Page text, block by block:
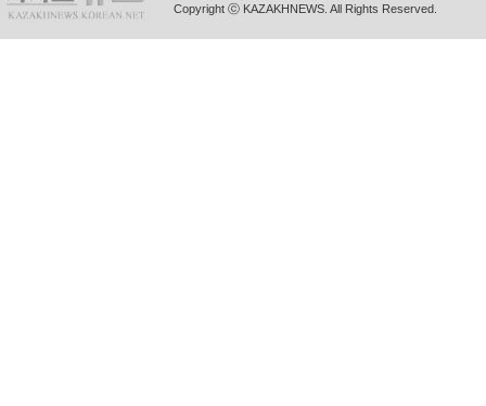
Copyright ⓒ KAZAKHNEWS. All Rights Reserved.